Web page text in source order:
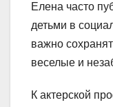
Елена часто
детьми в
важно
веселые и
К актерской